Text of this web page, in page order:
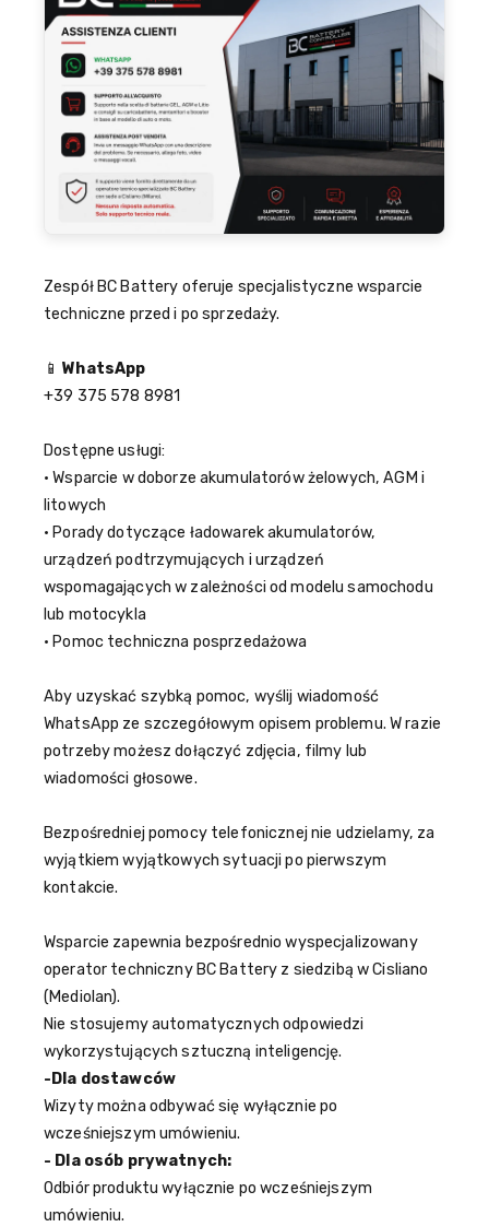
Zespół BC Battery oferuje specjalistyczne wsparcie
techniczne przed i po sprzedaży.
📱WhatsApp
+39 375 578 8981
Dostępne usługi:
• Wsparcie w doborze akumulatorów żelowych, AGM i
litowych
• Porady dotyczące ładowarek akumulatorów,
urządzeń podtrzymujących i urządzeń
wspomagających w zależności od modelu samochodu
lub motocykla
• Pomoc techniczna posprzedażowa
Aby uzyskać szybką pomoc, wyślij wiadomość
WhatsApp ze szczegółowym opisem problemu. W razie
potrzeby możesz dołączyć zdjęcia, filmy lub
wiadomości głosowe.
Bezpośredniej pomocy telefonicznej nie udzielamy, za
wyjątkiem wyjątkowych sytuacji po pierwszym
kontakcie.
Wsparcie zapewnia bezpośrednio wyspecjalizowany
operator techniczny BC Battery z siedzibą w Cisliano
(Mediolan).
Nie stosujemy automatycznych odpowiedzi
wykorzystujących sztuczną inteligencję.
-Dla dostawców
Wizyty można odbywać się wyłącznie po
wcześniejszym umówieniu.
- Dla osób prywatnych:
Odbiór produktu wyłącznie po wcześniejszym
umówieniu.